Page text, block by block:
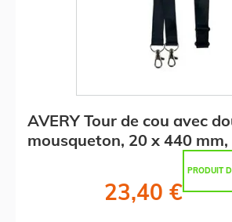
AVERY Tour de cou avec
mousqueton, 20 x 440
PRODUIT
23,40 €